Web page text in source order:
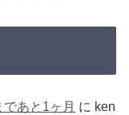
あと1ヶ月 に ken